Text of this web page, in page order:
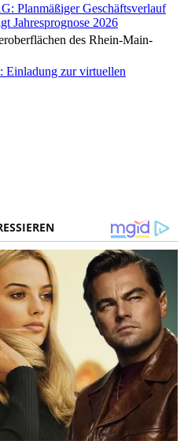
Planmäßiger Geschäftsverlauf
Jahresprognose 2026
des Rhein-Main-
zur virtuellen